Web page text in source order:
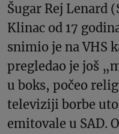
Šugar Rej Lenard
Klinac od 17
snimio je na VHS
pregledao je još
u boks, počeo
televiziji borbe
emitovale u SAD.